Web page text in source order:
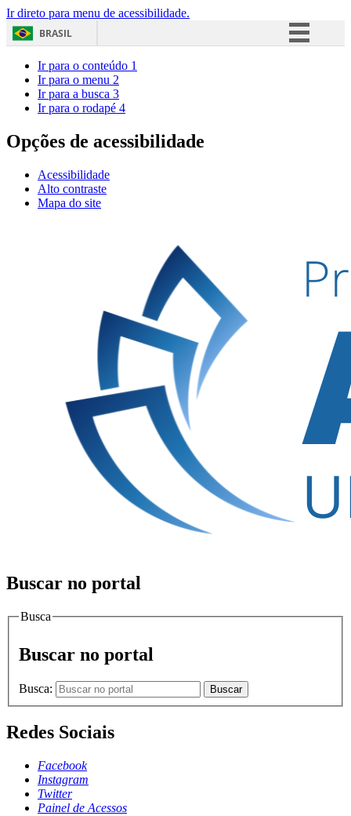
Ir direto para menu de acessibilidade.
BRASIL
Acesso à informação
Ir para o conteúdo 1
Ir para o menu 2
Ir para a busca 3
Ir para o rodapé 4
Opções de acessibilidade
Acessibilidade
Alto contraste
Mapa do site
Buscar no portal
Busca
Buscar no portal
Busca: Buscar
Redes Sociais
Facebook
Instagram
Twitter
Painel de Acessos